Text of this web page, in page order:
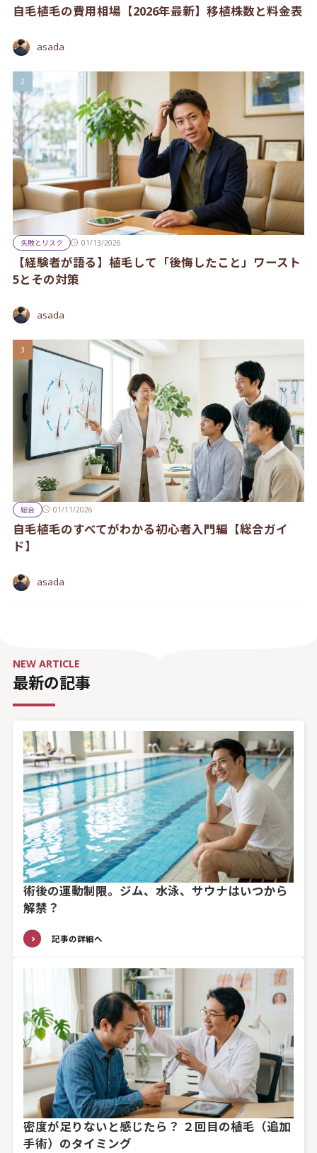
自毛植毛の費用相場【2026年最新】移植株数と料金表
asada
失敗とリスク 01/13/2026
【経験者が語る】植毛して「後悔したこと」ワースト
5とその対策
asada
総合 01/11/2026
自毛植毛のすべてがわかる初心者入門編【総合ガイ
ド】
asada
最新の記事
NEW ARTICLE
術後の運動制限。ジム、水泳、サウナはいつから
解禁？
記事の詳細へ
密度が足りないと感じたら？ ２回目の植毛（追加
手術）のタイミング